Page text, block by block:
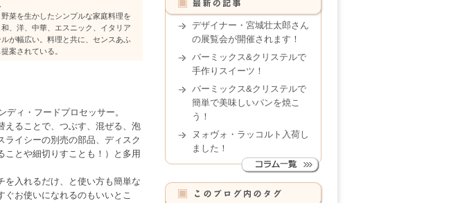
菜を生かしたシンプルな家庭料理を
、洋、中華、エスニック、イタリア
が幅広い。料理と共に、センスあふ
案されている。
ディ・フードプロセッサー。
えることで、つぶす、混ぜる、泡
ライシーの別売の部品、ディスク
ことや細切りすことも！）と多用
を入れるだけ、と使い方も簡単な
お使いになれるのもいいとこ
デザイナー・宮城壮太郎さん
の展覧会が開催されます！
バーミックス&クリステルで
手作りスイーツ！
バーミックス&クリステルで
簡単で美味しいパンを焼こ
う！
ヌォヴォ・ラッコルト入荷し
ました！